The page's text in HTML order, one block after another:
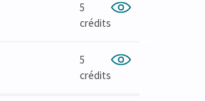
5
crédits
5
crédits